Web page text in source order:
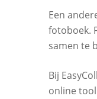
Een
fotoboek.
samen te
Bij
online